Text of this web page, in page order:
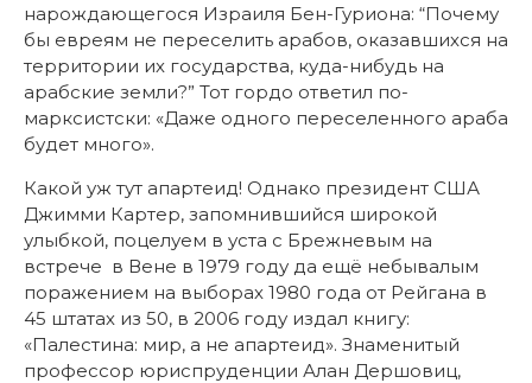
нарождающегося Израиля Бен-Гуриона: “Почему
бы евреям не переселить арабов, оказавшихся на
территории их государства, куда-нибудь на
арабские земли?” Тот гордо ответил по-
марксистски: «Даже одного переселенного араба
будет много».
Какой уж тут апартеид! Однако президент США
Джимми Картер, запомнившийся широкой
улыбкой, поцелуем в уста с Брежневым на
встрече в Вене в 1979 году да ещё небывалым
поражением на выборах 1980 года от Рейгана в
45 штатах из 50, в 2006 году издал книгу:
«Палестина: мир, а не апартеид». Знаменитый
профессор юриспруденции Алан Дершовиц,